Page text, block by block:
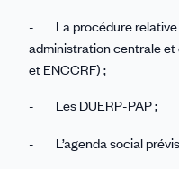
- La procédure relative
administration centrale et
et ENCCRF) ;
- Les DUERP-PAP ;
- L’agenda social